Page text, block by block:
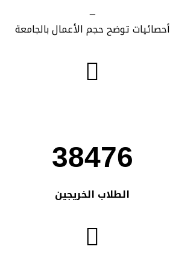
_
أحصائيات توضح حجم الأعمال بالجامعة
38476
الطلاب الخريجين